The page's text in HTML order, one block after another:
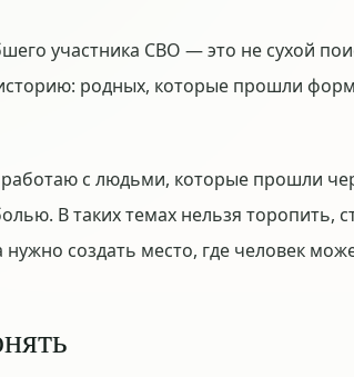
участника СВО — это не сухой
родных, которые прошли
с людьми, которые прошли
В таких темах нельзя торопить,
нужно создать место, где человек